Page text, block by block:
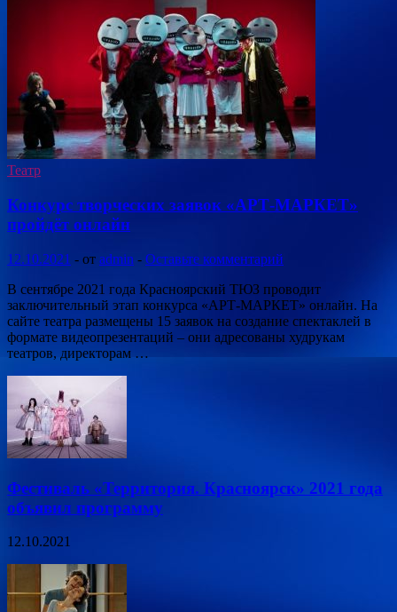
Театр
Конкурс творческих заявок «АРТ-МАРКЕТ»
пройдёт онлайн
12.10.2021 - от admin - Оставьте комментарий
В сентябре 2021 года Красноярский ТЮЗ проводит
заключительный этап конкурса «АРТ-МАРКЕТ» онлайн. На
сайте театра размещены 15 заявок на создание спектаклей в
формате видеопрезентаций – они адресованы худрукам
театров, директорам …
Фестиваль «Территория. Красноярск» 2021 года
объявил программу
12.10.2021